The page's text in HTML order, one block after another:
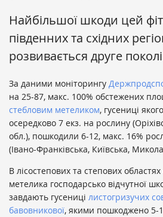
Найбільшої шкоди цей
південних та східних
розвивається друге
За даними моніторингу
на 25-87, макс. 100% обстежених
стебловим метеликом, гусениці
осередково 7 екз. на рослину
обл.), пошкодили 6-12, макс. 16%
(Івано-Франківська, Київська,
В лісостепових та степових
метелика господарсько відчутної
завдають гусениці листогризучих
бавовникової, якими пошкоджено 5-